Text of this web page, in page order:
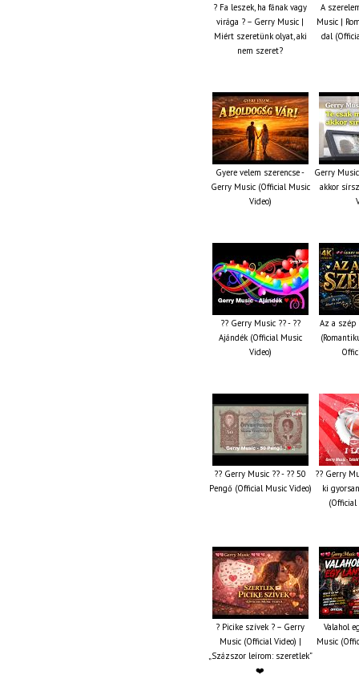
? Fa leszek, ha fának vagy
virága ? – Gerry Music |
Miért szeretünk olyat, aki
nem szeret?
A
Music |
dal
Gyere velem szerencse -
Gerry Music (Official Music
Video)
Gerry
akkor
?? Gerry Music ?? - ??
Ajándék (Official Music
Video)
Az a szép
?? Gerry Music ?? - ?? 50
Pengő (Official Music Video)
?? Gerry
ki
(Official
? Picike szívek ? – Gerry
Music (Official Video) |
„Százszor leírom: szeretlek”
❤️
Valahol
Music